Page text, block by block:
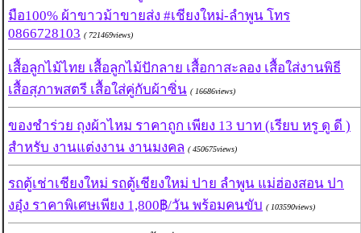
มือ100% ผ้าขาวม้าขายส่ง #เชียงใหม่-ลำพูน โทร
0866728103 ( 721469views)
เสื้อลูกไม้ไทย เสื้อลูกไม้ปักลาย เสื้อกาสะลอง เสื้อใส่งานพิธี
เสื้อสุภาพสตรี เสื้อใส่คู่กับผ้าซิ่น ( 16686views)
ของชำร่วย ถุงผ้าไหม ราคาถูก เพียง 13 บาท (เรียบ หรู ดู ดี )
สำหรับ งานแต่งงาน งานมงคล ( 450675views)
รถตู้เช่าเชียงใหม่ รถตู้เชียงใหม่ ปาย ลำพูน แม่ฮ่องสอน ปา
งอุ๋ง ราคาพิเศษเพียง 1,800฿/วัน พร้อมคนขับ ( 103590views)